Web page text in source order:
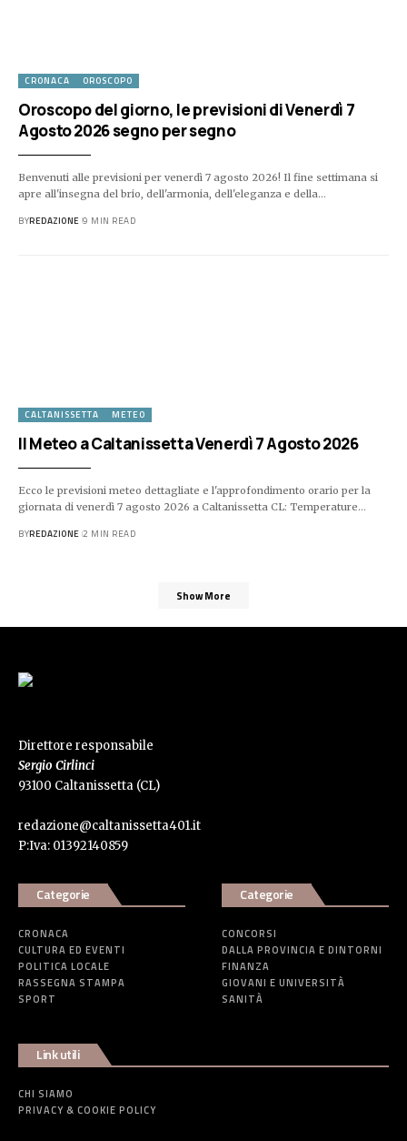
CRONACA OROSCOPO
Oroscopo del giorno, le previsioni di Venerdì 7
Agosto 2026 segno per segno
Benvenuti alle previsioni per venerdì 7 agosto 2026! Il fine settimana si
apre all'insegna del brio, dell'armonia, dell'eleganza e della…
BYREDAZIONE 9 MIN READ
CALTANISSETTA METEO
Il Meteo a Caltanissetta Venerdì 7 Agosto 2026
Ecco le previsioni meteo dettagliate e l'approfondimento orario per la
giornata di venerdì 7 agosto 2026 a Caltanissetta CL: Temperature…
BYREDAZIONE 2 MIN READ
Show More
Direttore responsabile
Sergio Cirlinci
93100 Caltanissetta (CL)
redazione@caltanissetta401.it
P:Iva: 01392140859
Categorie
CRONACA
CULTURA ED EVENTI
POLITICA LOCALE
RASSEGNA STAMPA
SPORT
Categorie
CONCORSI
DALLA PROVINCIA E DINTORNI
FINANZA
GIOVANI E UNIVERSITÀ
SANITÀ
Link utili
CHI SIAMO
PRIVACY & COOKIE POLICY